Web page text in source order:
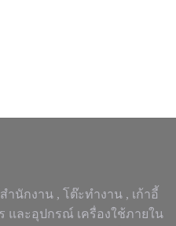
ำนักงาน , โต๊ะทำงาน , เก้าอี้
และอุปกรณ์ เครื่องใช้ภายใน